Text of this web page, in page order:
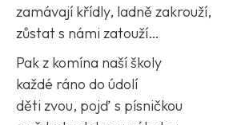
zamávají křídly, ladně zakrouží,
zůstat s námi zatouží…
Pak z komína naší školy
každé ráno do údolí
děti zvou, pojď s písničkou